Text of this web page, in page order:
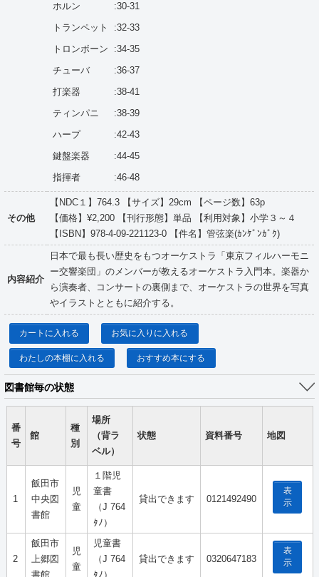
ホルン :30-31
トランペット :32-33
トロンボーン :34-35
チューバ :36-37
打楽器 :38-41
ティンパニ :38-39
ハープ :42-43
鍵盤楽器 :44-45
指揮者 :46-48
その他
【NDC１】764.3 【サイズ】29cm 【ページ数】63p
【価格】¥2,200 【刊行形態】単品 【利用対象】小学３～４
【ISBN】978-4-09-221123-0 【件名】管弦楽(ｶﾝｹﾞﾝｶﾞｸ)
内容紹介
日本で最も長い歴史をもつオーケストラ「東京フィルハーモニ
ー交響楽団」のメンバーが教えるオーケストラ入門本。楽器か
ら演奏者、コンサートの裏側まで、オーケストラの世界を写真
やイラストとともに紹介する。
カートに入れる お気に入りに入れる
わたしの本棚に入れる おすすめ本にする
図書館毎の状態
番
号
館
種
別
場所
（背ラ
ベル）
状態 資料番号 地図
1
飯田市
中央図
書館
児
童
１階児
童書
（J 764
ﾀﾉ）
貸出できます 0121492490
表
示
2
飯田市
上郷図
児
童
児童書
（J 764
貸出できます 0320647183
表
示